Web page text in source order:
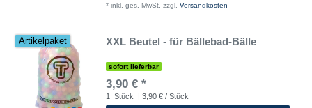
* inkl. ges. MwSt. zzgl. Versandkosten
Artikelpaket XXL Beutel - für Bällebad-Bälle
sofort lieferbar
3,90 € *
1 Stück | 3,90 € / Stück